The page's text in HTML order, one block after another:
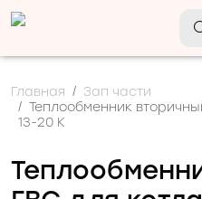
Главная
Зап части
Теплообменник
13-20 К